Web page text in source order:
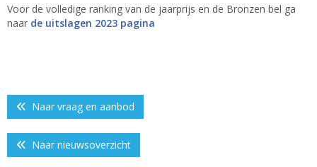
Voor de volledige ranking van de jaarprijs en de Bronzen bel ga
naar de uitslagen 2023 pagina
Naar vraag en aanbod
Naar nieuwsoverzicht